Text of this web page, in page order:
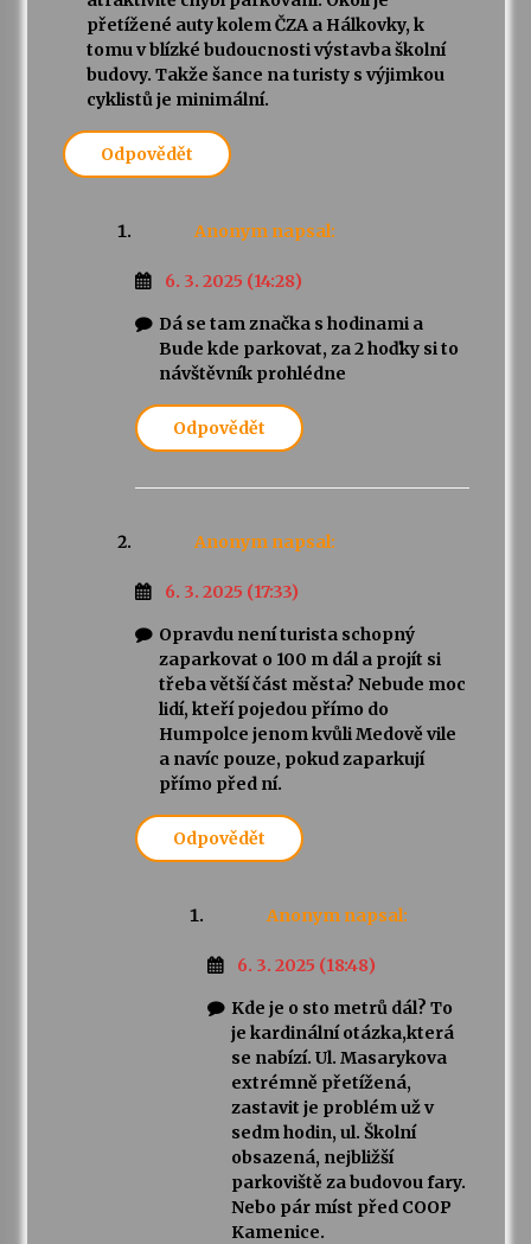
přetížené auty kolem ČZA a Hálkovky, k
tomu v blízké budoucnosti výstavba školní
budovy. Takže šance na turisty s výjimkou
cyklistů je minimální.
Odpovědět
Anonym napsal:
6. 3. 2025 (14:28)
Dá se tam značka s hodinami a
Bude kde parkovat, za 2 hoďky si to
návštěvník prohlédne
Odpovědět
Anonym napsal:
6. 3. 2025 (17:33)
Opravdu není turista schopný
zaparkovat o 100 m dál a projít si
třeba větší část města? Nebude moc
lidí, kteří pojedou přímo do
Humpolce jenom kvůli Medově vile
a navíc pouze, pokud zaparkují
přímo před ní.
Odpovědět
Anonym napsal:
6. 3. 2025 (18:48)
Kde je o sto metrů dál? To
je kardinální otázka,která
se nabízí. Ul. Masarykova
extrémně přetížená,
zastavit je problém už v
sedm hodin, ul. Školní
obsazená, nejbližší
parkoviště za budovou fary.
Nebo pár míst před COOP
Kamenice.